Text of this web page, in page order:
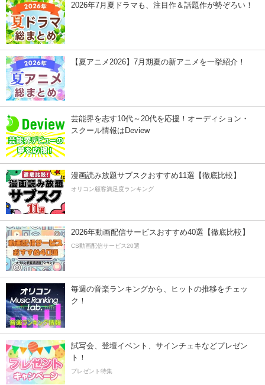
2026年7月夏ドラマも、注目作＆話題作が勢ぞろい！
【夏アニメ2026】7月期夏の新アニメを一挙紹介！
芸能界を志す10代～20代を応援！オーディション・
スクール情報はDeview
漫画読み放題サブスクおすすめ11選【徹底比較】
オリコン顧客満足度ランキング
2026年動画配信サービスおすすめ40選【徹底比較】
CS動画配信サービス20選
毎週の音楽ランキングから、ヒットの推移をチェッ
ク！
試写会、登壇イベント、サインチェキなどプレゼン
ト！
プレゼント特集